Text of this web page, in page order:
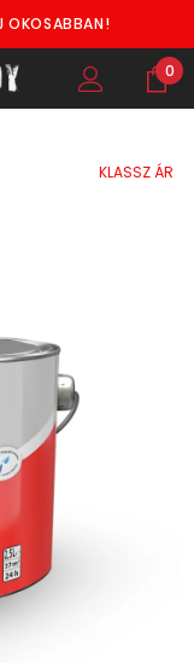
OKOSABBAN!
0
KLASSZ ÁR